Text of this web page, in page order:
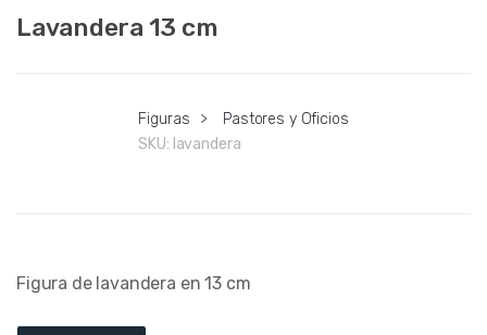
Lavandera 13 cm
Figuras >
Pastores y Oficios
SKU: lavandera
Figura de lavandera en 13 cm